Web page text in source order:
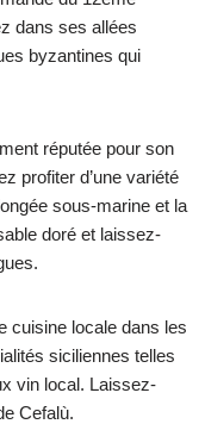
dans ses allées
byzantines qui
réputée pour son
profiter d’une variété
sous-marine et la
doré et laissez-
cuisine locale dans les
siciliennes telles
vin local. Laissez-
Cefalù.